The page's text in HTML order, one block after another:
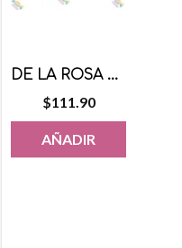
DE LA ROSA MALVAVISCO MINI MINI 50 PZS
$111.90
AÑADIR